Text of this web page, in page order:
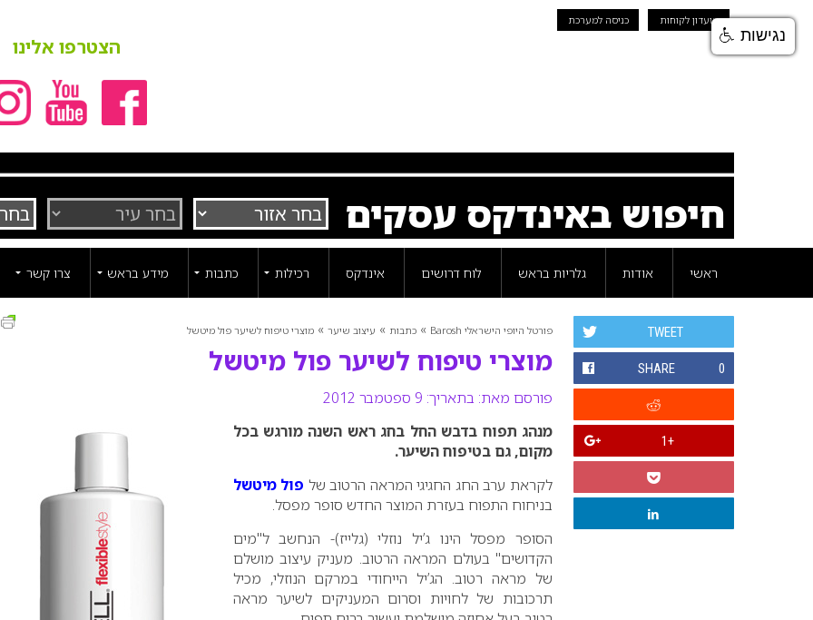
מועדון לקוחות כניסה למערכת
הצטרפו אלינו
חיפוש באינדקס עסקים
ראשי אודות גלריות בראש לוח דרושים אינדקס רכילות כתבות מידע בראש צרו קשר
פורטל היופי הישראלי Barosh » כתבות » עיצוב שיער » מוצרי טיפוח לשיער פול מיטשל
מוצרי טיפוח לשיער פול מיטשל
פורסם מאת: בתאריך: 9 ספטמבר 2012
TWEET
SHARE 0
+1
מנהג תפוח בדבש החל בחג ראש השנה מורגש בכל
מקום, גם בטיפוח השיער.
לקראת ערב החג החגיגי המראה הרטוב של פול מיטשל
בניחוח התפוח בעזרת המוצר החדש סופר מפסל.
הסופר מפסל הינו ג’יל נוזלי (גלייז)- הנחשב ל"מים
הקדושים" בעולם המראה הרטוב. מעניק עיצוב מושלם
של מראה רטוב. הג’יל הייחודי במרקם הנוזלי, מכיל
תרכובות של לחויות וסרום המעניקים לשיער מראה
נגישות